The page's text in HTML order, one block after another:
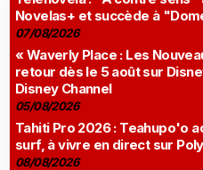
Novelas+ et succède à
07/08/2026
« Waverly Place : Les
retour dès le 5 août sur
Disney Channel
05/08/2026
Tahiti Pro 2026 : Teahupo'o
surf, à vivre en direct sur
08/08/2026